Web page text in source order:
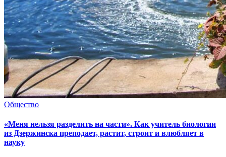
Общество
«Меня нельзя разделить на части». Как учитель биологии
из Дзержинска преподает, растит, строит и влюбляет в
науку